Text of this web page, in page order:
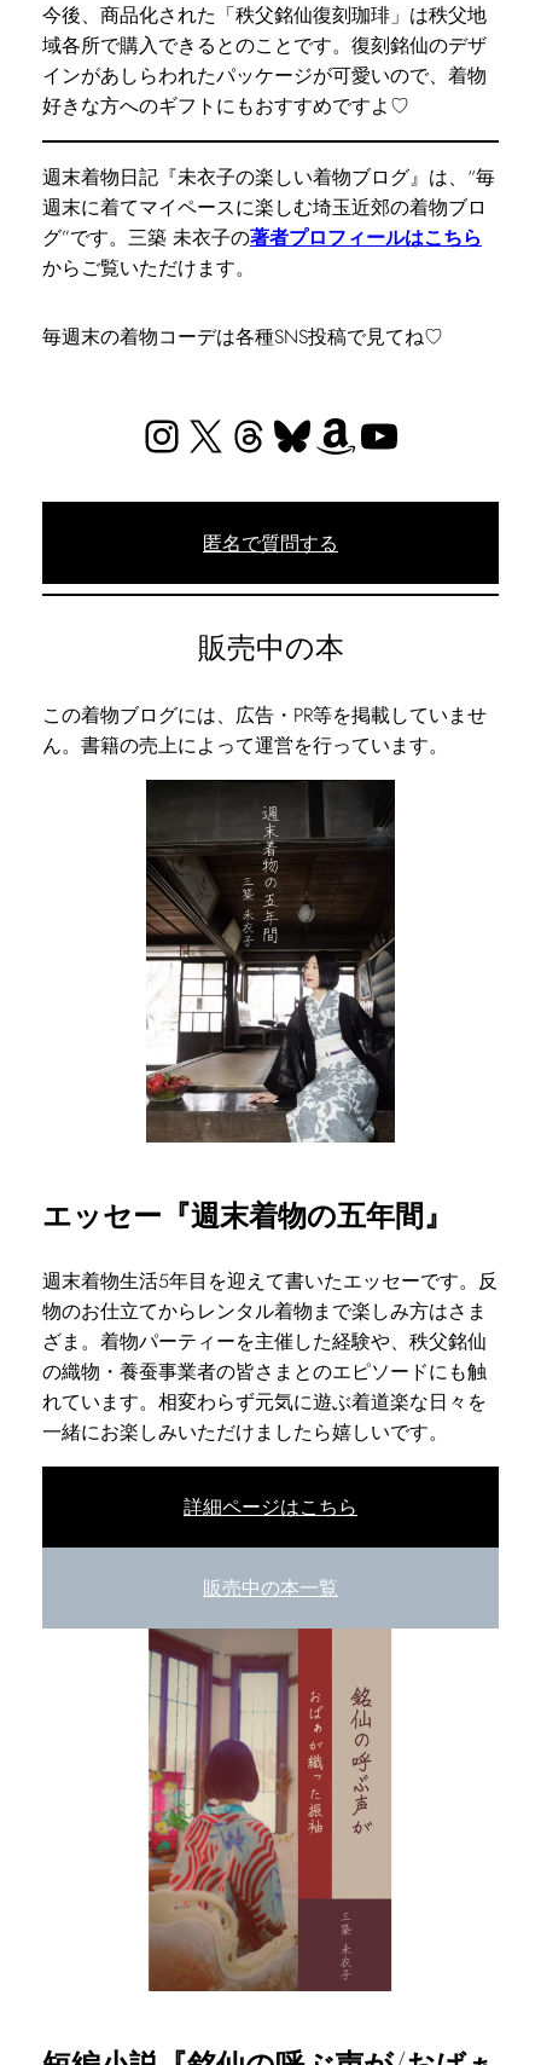
今後、商品化された「秩父銘仙復刻珈琲」は秩父地
域各所で購入できるとのことです。復刻銘仙のデザ
インがあしらわれたパッケージが可愛いので、着物
好きな方へのギフトにもおすすめですよ♡
週末着物日記『未衣子の楽しい着物ブログ』は、“毎
週末に着てマイペースに楽しむ埼玉近郊の着物ブロ
グ”です。三築 未衣子の著者プロフィールはこちら
からご覧いただけます。
毎週末の着物コーデは各種SNS投稿で見てね♡
Instagram X Threads Bluesky Amazon YouTube
匿名で質問する
販売中の本
この着物ブログには、広告・PR等を掲載していませ
ん。書籍の売上によって運営を行っています。
エッセー『週末着物の五年間』
週末着物生活5年目を迎えて書いたエッセーです。反
物のお仕立てからレンタル着物まで楽しみ方はさま
ざま。着物パーティーを主催した経験や、秩父銘仙
の織物・養蚕事業者の皆さまとのエピソードにも触
れています。相変わらず元気に遊ぶ着道楽な日々を
一緒にお楽しみいただけましたら嬉しいです。
詳細ページはこちら
販売中の本一覧